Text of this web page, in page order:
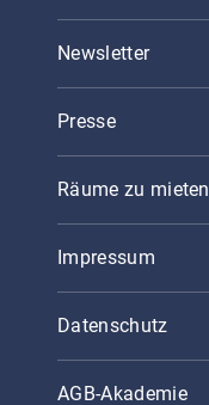
Newsletter
Presse
Räume zu mieten
Impressum
Datenschutz
AGB-Akademie